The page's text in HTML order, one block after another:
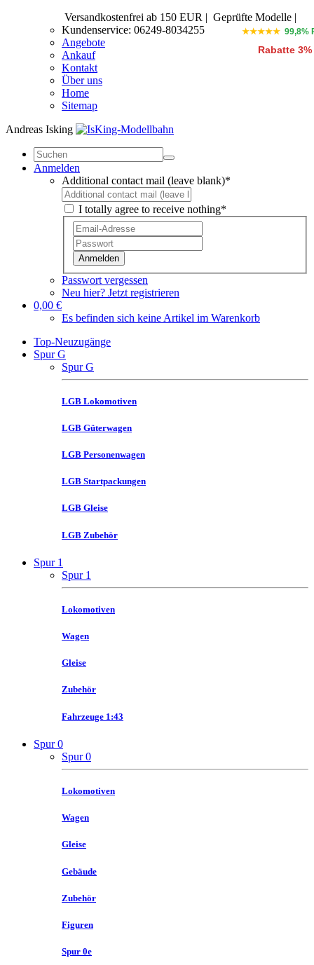
Versandkostenfrei ab 150 EUR | Geprüfte Modelle |
Kundenservice: 06249-8034255
Angebote
Ankauf
Kontakt
Über uns
Home
Sitemap
Andreas Isking
★★★★★ 99,8%
Rabatte 3%
Anmelden
Additional contact mail (leave blank)*
I totally agree to receive nothing*
Anmelden
Passwort vergessen
Neu hier? Jetzt registrieren
0,00 €
Es befinden sich keine Artikel im Warenkorb
Top-Neuzugänge
Spur G
Spur G
LGB Lokomotiven
LGB Güterwagen
LGB Personenwagen
LGB Startpackungen
LGB Gleise
LGB Zubehör
Spur 1
Spur 1
Lokomotiven
Wagen
Gleise
Zubehör
Fahrzeuge 1:43
Spur 0
Spur 0
Lokomotiven
Wagen
Gleise
Gebäude
Zubehör
Figuren
Spur 0e